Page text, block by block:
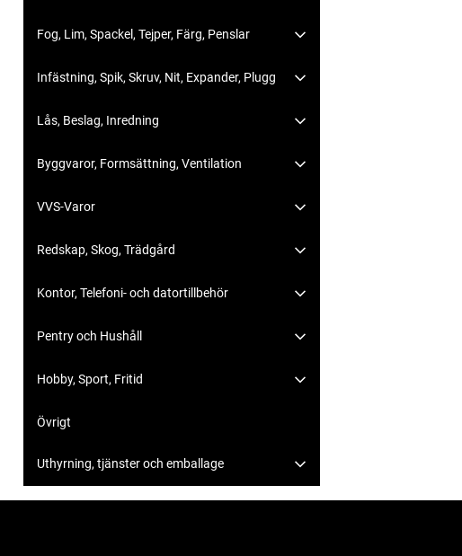
Fog, Lim, Spackel, Tejper, Färg, Penslar
Infästning, Spik, Skruv, Nit, Expander, Plugg
Lås, Beslag, Inredning
Byggvaror, Formsättning, Ventilation
VVS-Varor
Redskap, Skog, Trädgård
Kontor, Telefoni- och datortillbehör
Pentry och Hushåll
Hobby, Sport, Fritid
Övrigt
Uthyrning, tjänster och emballage